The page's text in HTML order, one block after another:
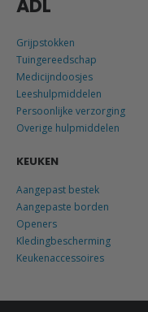
ADL
Grijpstokken
Tuingereedschap
Medicijndoosjes
Leeshulpmiddelen
Persoonlijke verzorging
Overige hulpmiddelen
KEUKEN
Aangepast bestek
Aangepaste borden
Openers
Kledingbescherming
Keukenaccessoires